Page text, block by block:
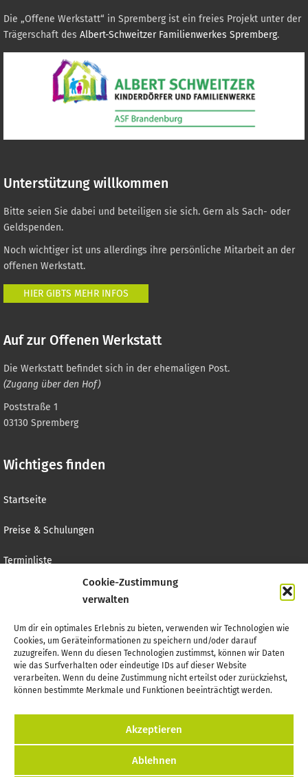
Cookie-Zustimmung
verwalten
Um dir ein optimales Erlebnis zu bieten, verwenden wir Technologien wie
Cookies, um Geräteinformationen zu speichern und/oder darauf
zuzugreifen. Wenn du diesen Technologien zustimmst, können wir Daten
wie das Surfverhalten oder eindeutige IDs auf dieser Website
verarbeiten. Wenn du deine Zustimmung nicht erteilst oder zurückziehst,
können bestimmte Merkmale und Funktionen beeinträchtigt werden.
Akzeptieren
Ablehnen
Die „Offene Werkstatt“ in Spremberg ist ein freies Projekt unter der
Trägerschaft des Albert-Schweitzer Familienwerkes Spremberg.
Unterstützung willkommen
Bitte seien Sie dabei und beteiligen sie sich. Gern als Sach- oder
Geldspenden.
Noch wichtiger ist uns allerdings ihre persönliche Mitarbeit an der
offenen Werkstatt.
HIER GIBTS MEHR INFOS
Auf zur Offenen Werkstatt
Die Werkstatt befindet sich in der ehemaligen Post.
(Zugang über den Hof)
Poststraße 1
03130 Spremberg
Wichtiges finden
Startseite
Preise & Schulungen
Terminliste
Kontakt
Kontakt Impressum Cookie-Richtlinie (EU)